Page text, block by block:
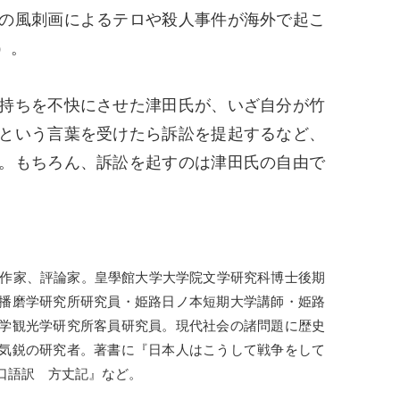
風刺画によるテロや殺人事件が海外で起こ
を不快にさせた津田氏が、いざ自分が竹
いう言葉を受けたら訴訟を提起するなど、
もちろん、訴訟を起すのは津田氏の自由で
家、評論家。皇學館大学大学院文学研究科博士後期
磨学研究所研究員・姫路日ノ本短期大学講師・姫路
観光学研究所客員研究員。現代社会の諸問題に歴史
鋭の研究者。著書に『日本人はこうして戦争をして
語訳 方丈記』など。